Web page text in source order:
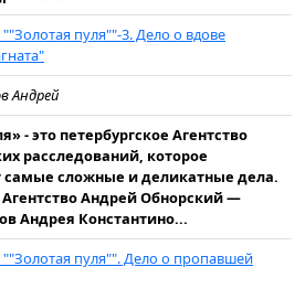
""Золотая пуля""-3. Дело о вдове
Андрей
- это петербургское Агентство
расследований, которое
самые сложные и деликатные дела.
Агентство Андрей Обнорский —
Андрея Константино...
""Золотая пуля"". Дело о пропавшей